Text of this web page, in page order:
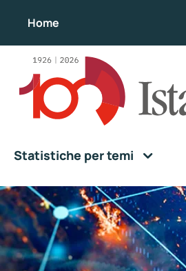
Home
Statistiche per temi